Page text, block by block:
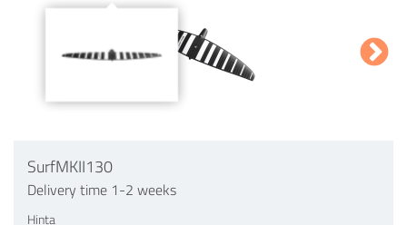
SurfMKII130
Delivery time 1-2 weeks
Hinta